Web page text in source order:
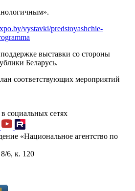
vystavki/predstoyashchie-
выставки со стороны
Беларусь.
соответствующих мероприятий
социальных сетях
«Национальное агентство по
6, к. 120